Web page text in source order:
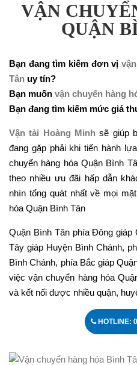
VẬN
QUẬN
Bạn đang tìm kiếm đơn vị
Tân uy tín?
Bạn muốn vận chuyển hàng
Bạn đang tìm kiếm mức giá
Vận tải Hoàng Minhsẽ giúp
đang gặp phải khi tiến hành
chuyển hàng hóa Quận Bình
theo nhiều ưu đãi hấp dẫn
nhìn tổng quát nhất về mọi
hóa Quận Bình Tân
Quận Bình Tân phía Đông giáp
Tây giáp Huyện Bình Chánh,
Bình Chánh, phía Bắc giáp
việc vận chuyển hàng hóa
và kết nối được nhiều quận,
HOTLINE: